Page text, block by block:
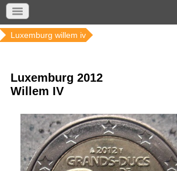
Home
Luxemburg willem iv
Luxemburg 2012
Willem IV